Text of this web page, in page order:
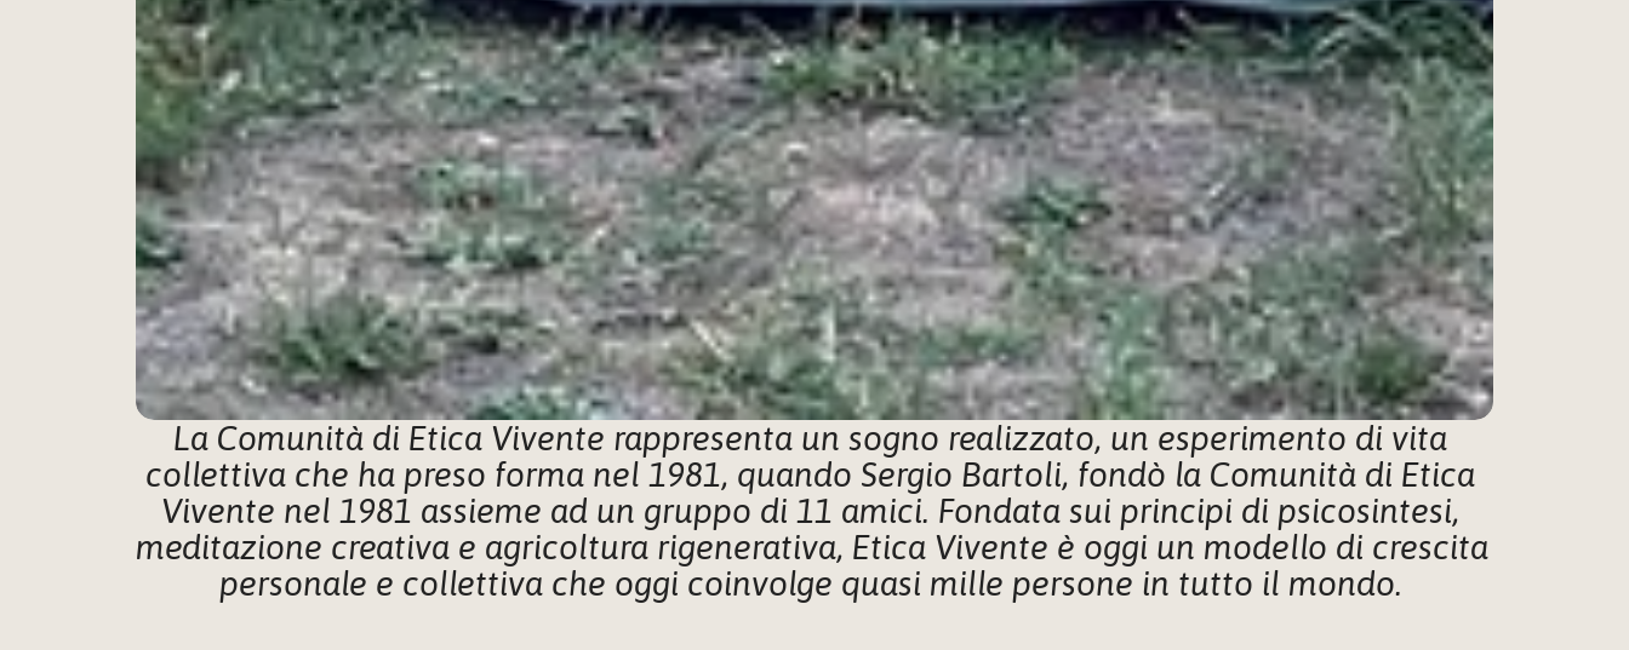
La Comunità di Etica Vivente rappresenta un sogno realizzato, un esperimento di vita
collettiva che ha preso forma nel 1981, quando Sergio Bartoli, fondò la Comunità di Etica
Vivente nel 1981 assieme ad un gruppo di 11 amici. Fondata sui principi di psicosintesi,
meditazione creativa e agricoltura rigenerativa, Etica Vivente è oggi un modello di crescita
personale e collettiva che oggi coinvolge quasi mille persone in tutto il mondo.